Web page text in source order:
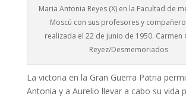
Maria Antonia Reyes (X) en la Facultad de
Moscú con sus profesores y
realizada el 22 de junio de 1950. Carmen
Reyez/Desmemoriados
La victoria en la Gran Guerra Patria
Antonia y a Aurelio llevar a cabo su vida